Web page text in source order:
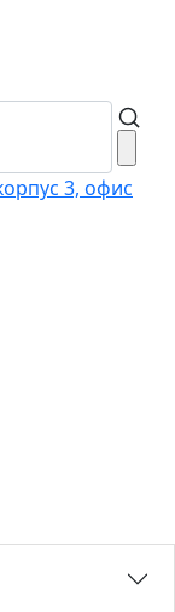
3, офис